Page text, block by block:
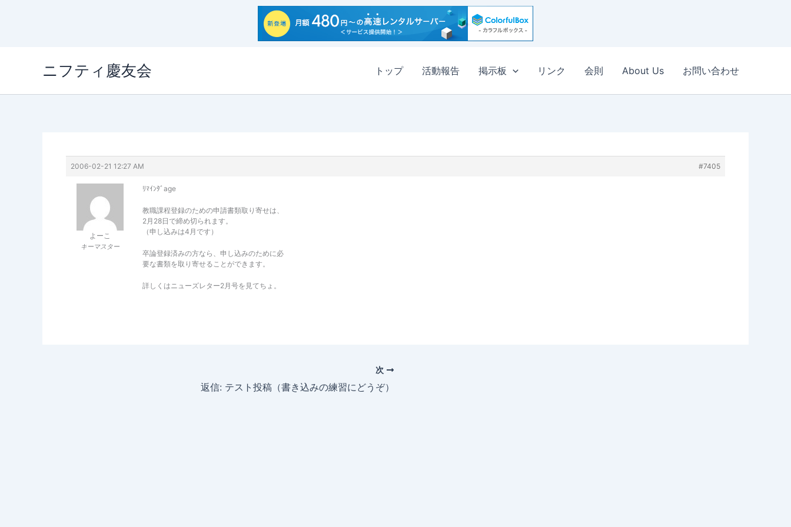
ニフティ慶友会 トップ 活動報告 掲示板 リンク 会則 About Us お問い合わせ
2006-02-21 12:27 AM #7405
よーこ
キーマスター
ﾘﾏｲﾝﾀﾞage
教職課程登録のための申請書類取り寄せは、
2月28日で締め切られます。
（申し込みは4月です）
卒論登録済みの方なら、申し込みのために必
要な書類を取り寄せることができます。
詳しくはニューズレター2月号を見てちょ。
次
返信: テスト投稿（書き込みの練習にどうぞ）